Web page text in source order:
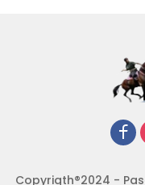
Copyrigth®2024 -